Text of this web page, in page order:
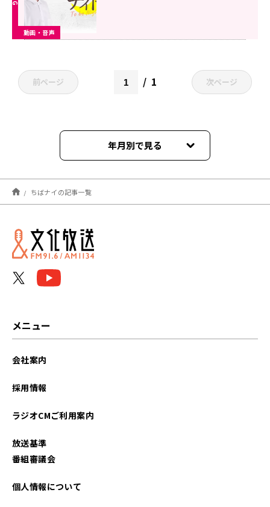
動画・音声
前ページ 1 次ページ
年月別で見る
2025年03月
2025年02月
2025年01月
2024年03月
ちばナイの記事一覧
メニュー
会社案内
採用情報
ラジオCMご利用案内
放送基準
番組審議会
個人情報について